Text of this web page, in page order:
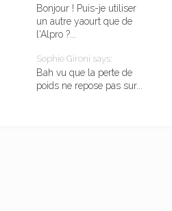
Bonjour ! Puis-je utiliser
un autre yaourt que de
l'Alpro ?...
Sophie Gironi says:
Bah vu que la perte de
poids ne repose pas sur...